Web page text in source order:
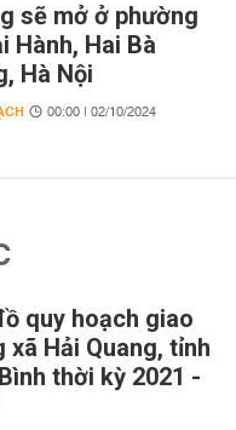
sẽ mở ở phường
Hành, Hai Bà
Hà Nội
00:00 | 02/10/2024
quy hoạch giao
xã Hải Quang, tỉnh
thời kỳ 2021 -